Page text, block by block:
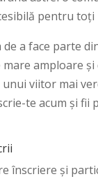
pentru
de a face parte
amploare
viitor mai
te acum și fii
înscriere și